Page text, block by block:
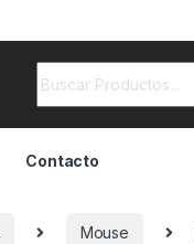
Contacto
Mouse